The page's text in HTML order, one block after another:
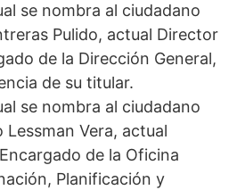
se nombra al ciudadano
Pulido, actual Director
de la Dirección General,
de su titular.
se nombra al ciudadano
Vera, actual
de la Oficina
Planificación y